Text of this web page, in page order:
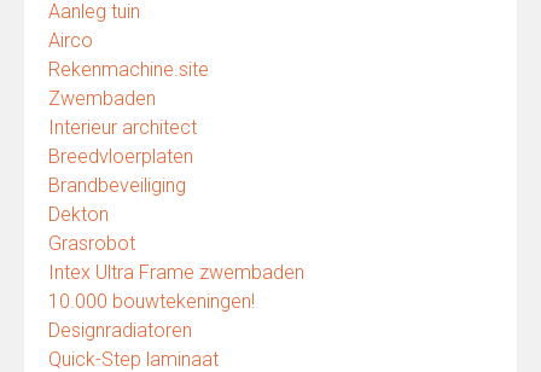
Aanleg tuin
Airco
Rekenmachine.site
Zwembaden
Interieur architect
Breedvloerplaten
Brandbeveiliging
Dekton
Grasrobot
Intex Ultra Frame zwembaden
10.000 bouwtekeningen!
Designradiatoren
Quick-Step laminaat